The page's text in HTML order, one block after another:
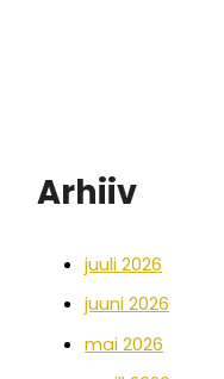
Arhiiv
juuli 2026
juuni 2026
mai 2026